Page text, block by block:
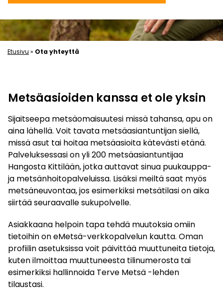
Etusivu » Ota yhteyttä
Metsäasioiden kanssa et ole yksin
Sijaitseepa metsäomaisuutesi missä tahansa, apu on
aina lähellä. Voit tavata metsäasiantuntijan siellä,
missä asut tai hoitaa metsäasioita kätevästi etänä.
Palveluksessasi on yli 200 metsäasiantuntijaa
Hangosta Kittilään, jotka auttavat sinua puukauppa-
ja metsänhoitopalveluissa. Lisäksi meiltä saat myös
metsäneuvontaa, jos esimerkiksi metsätilasi on aika
siirtää seuraavalle sukupolvelle.
Asiakkaana helpoin tapa tehdä muutoksia omiin
tietoihin on eMetsä-verkkopalvelun kautta. Oman
profiilin asetuksissa voit päivittää muuttuneita tietoja,
kuten ilmoittaa muuttuneesta tilinumerosta tai
esimerkiksi hallinnoida Terve Metsä -lehden
tilaustasi.